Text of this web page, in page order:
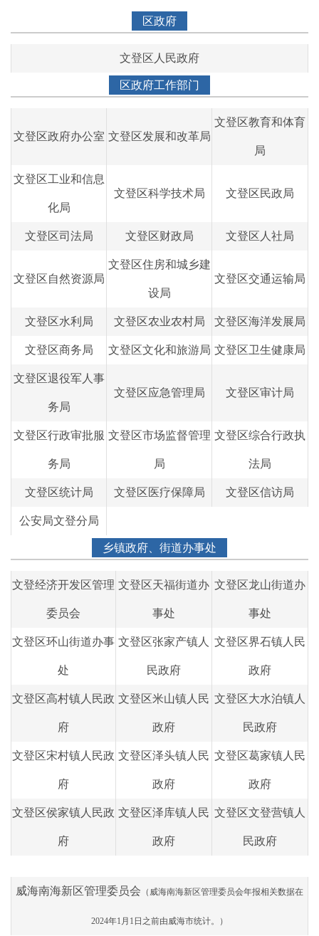
2014年
2012年
2011年
2009年
区政府
文登区人民政府
区政府工作部门
文登区政府办公室 文登区发展和改革局
文登区教育和体育
局
文登区工业和信息
化局
文登区科学技术局 文登区民政局
文登区司法局 文登区财政局 文登区人社局
文登区自然资源局
文登区住房和城乡建
设局
文登区交通运输局
文登区水利局 文登区农业农村局 文登区海洋发展局
文登区商务局 文登区文化和旅游局 文登区卫生健康局
文登区退役军人事
务局
文登区应急管理局 文登区审计局
文登区行政审批服
务局
文登区市场监督管理
局
文登区综合行政执
法局
文登区统计局 文登区医疗保障局 文登区信访局
公安局文登分局
乡镇政府、街道办事处
文登经济开发区管理
委员会
文登区天福街道办
事处
文登区龙山街道办
事处
文登区环山街道办事
处
文登区张家产镇人
民政府
文登区界石镇人民
政府
文登区高村镇人民政
府
文登区米山镇人民
政府
文登区大水泊镇人
民政府
文登区宋村镇人民政
府
文登区泽头镇人民
政府
文登区葛家镇人民
政府
文登区侯家镇人民政
府
文登区泽库镇人民
政府
文登区文登营镇人
民政府
威海南海新区管理委员会 （威海南海新区管理委员会年报相关数据在
2024年1月1日之前由威海市统计。）